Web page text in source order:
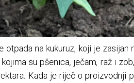
na kukuruz, koji je zasijan
su pšenica, ječam, raž i
Kada je riječ o proizvodnji